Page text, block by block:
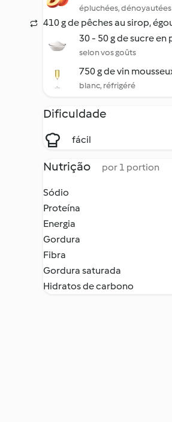
épluchées, dénoyautées
410 g de pêches au sirop,
30 - 50 g de sucre en
selon vos goûts
750 g de vin
blanc, réfrigéré
Dificuldade
fácil
Nutrição por 1 portion
Sódio
Proteína
Energia
Gordura
Fibra
Gordura saturada
Hidratos de carbono